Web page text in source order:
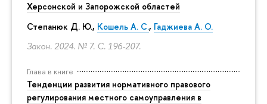
Херсонской и Запорожской областей
Степанюк Д. Ю., Кошель А. С., Гаджиева А. О.
Закон. 2024. № 7. С. 196-207.
Глава в книге
Тенденции развития нормативного правового
регулирования местного самоуправления в